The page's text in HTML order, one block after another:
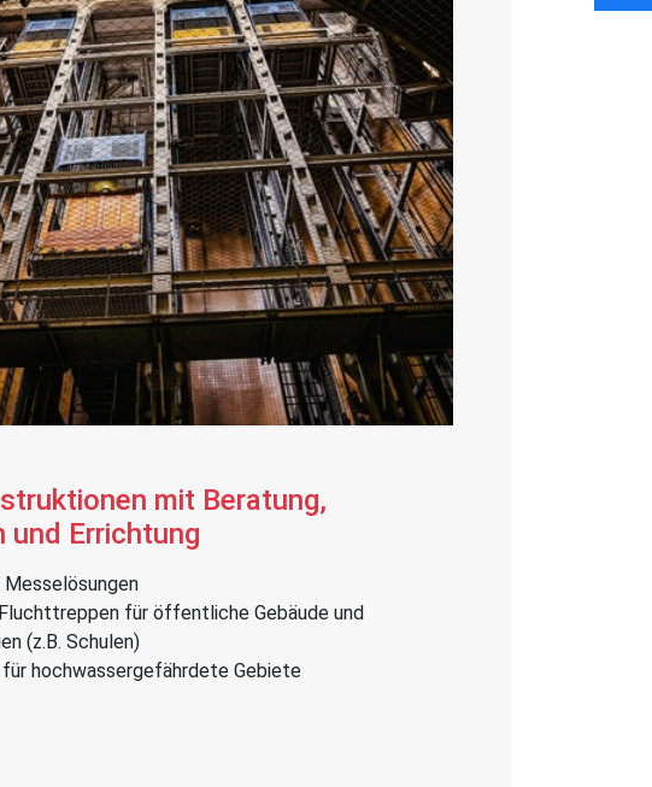
mit Beratung,
und Errichtung
Messelösungen
für öffentliche Gebäude und
(z.B. Schulen)
hochwassergefährdete Gebiete